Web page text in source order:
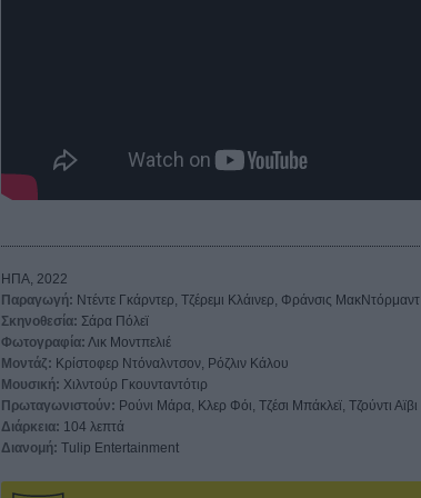
ΗΠΑ, 2022
Παραγωγή: Ντέντε Γκάρντερ, Τζέρεμι Κλάινερ, Φράνσις ΜακΝτόρμαντ
Σκηνοθεσία: Σάρα Πόλεϊ
Φωτογραφία: Λικ Μοντπελιέ
Μοντάζ: Κρίστοφερ Ντόναλντσον, Ρόζλιν Κάλου
Μουσική: Χιλντούρ Γκουνταντότιρ
Πρωταγωνιστούν: Ρούνι Μάρα, Κλερ Φόι, Τζέσι Μπάκλεϊ, Τζούντι Αϊβι
Διάρκεια: 104 λεπτά
Διανομή: Tulip Entertainment